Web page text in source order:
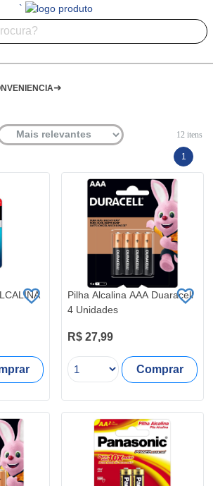
`
➜
12itens
1
Pilha Alcalina AAA Duaracell
4 Unidades
R$ 27,99
Comprar